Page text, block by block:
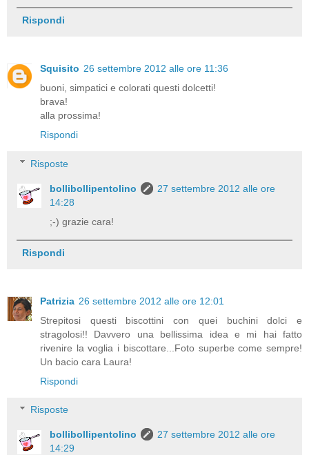
Rispondi
Squisito 26 settembre 2012 alle ore 11:36
buoni, simpatici e colorati questi dolcetti!
brava!
alla prossima!
Rispondi
Risposte
bollibollipentolino
27 settembre 2012 alle ore
14:28
;-) grazie cara!
Rispondi
Patrizia 26 settembre 2012 alle ore 12:01
Strepitosi questi biscottini con quei buchini dolci e
stragolosi!! Davvero una bellissima idea e mi hai fatto
rivenire la voglia i biscottare...Foto superbe come sempre!
Un bacio cara Laura!
Rispondi
Risposte
bollibollipentolino
27 settembre 2012 alle ore
14:29